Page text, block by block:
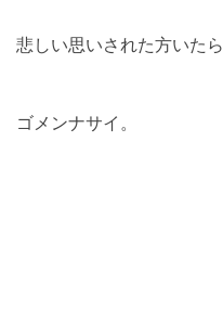
悲しい思いされた方いたら
ゴメンナサイ。